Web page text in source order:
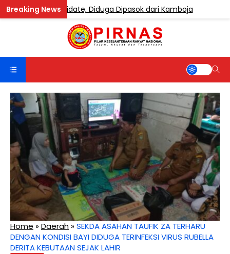
Etomidate, Diduga Dipasok dari Kamboja
Home »Daerah »SEKDA ASAHAN TAUFIK ZA TERHARU
DENGAN KONDISI BAYI DIDUGA TERINFEKSI VIRUS RUBELLA
DERITA KEBUTAAN SEJAK LAHIR